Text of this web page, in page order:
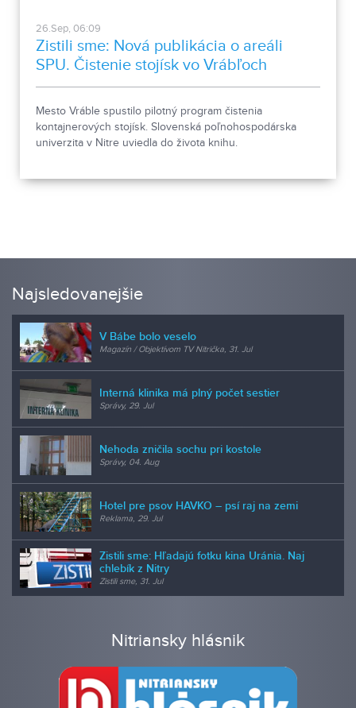
26.Sep, 06:09
Zistili sme: Nová publikácia o areáli
SPU. Čistenie stojísk vo Vrábľoch
Mesto Vráble spustilo pilotný program čistenia
kontajnerových stojísk. Slovenská poľnohospodárska
univerzita v Nitre uviedla do života knihu.
Najsledovanejšie
V Bábe bolo veselo
Magazín / Objektívom TV Nitrička, 31. Jul
Interná klinika má plný počet sestier
Správy, 29. Jul
Nehoda zničila sochu pri kostole
Správy, 04. Aug
Hotel pre psov HAVKO – psí raj na zemi
Reklama, 29. Jul
Zistili sme: Hľadajú fotku kina Uránia. Naj
chlebík z Nitry
Zistili sme, 31. Jul
Nitriansky hlásnik